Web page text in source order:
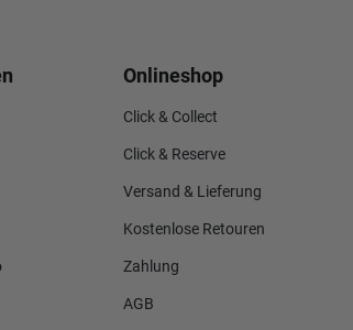
Onlineshop
Click & Collect
Click & Reserve
Versand & Lieferung
Kostenlose Retouren
Zahlung
AGB